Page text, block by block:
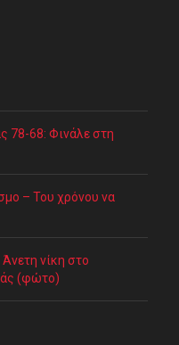
78-68: Φινάλε στη
– Του χρόνου να
νίκη στο
(φώτο)